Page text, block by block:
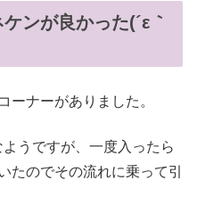
ンが良かった(´ε｀
ーナーがありました。
うですが、一度入ったら
たのでその流れに乗って引